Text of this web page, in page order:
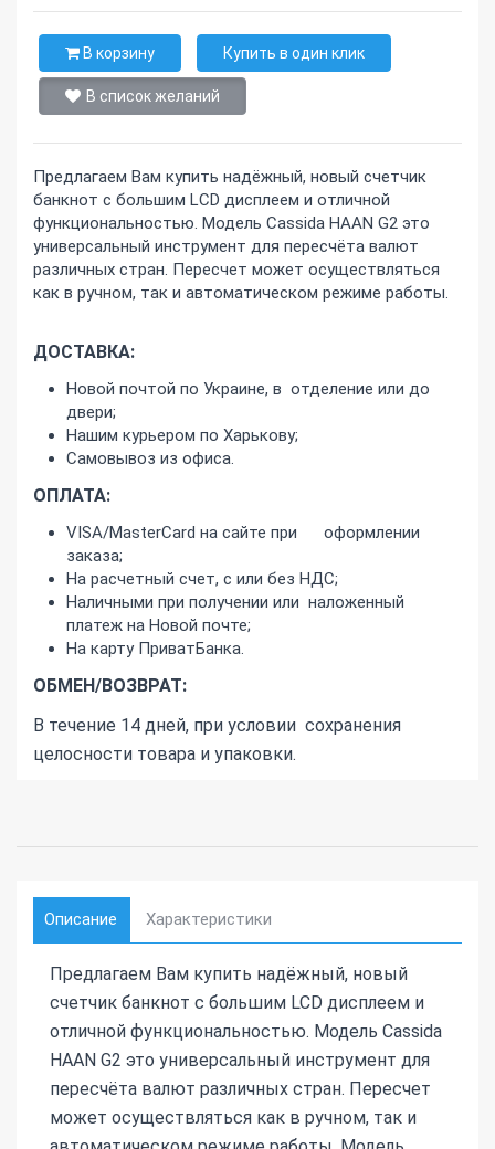
В корзину Купить в один клик
В список желаний
Предлагаем Вам купить надёжный, новый счетчик
банкнот с большим LCD дисплеем и отличной
функциональностью. Модель Cassida HAAN G2 это
универсальный инструмент для пересчёта валют
различных стран. Пересчет может осуществляться
как в ручном, так и автоматическом режиме работы.
ДОСТАВКА:
Новой почтой по Украине, в отделение или до
двери;
Нашим курьером по Харькову;
Самовывоз из офиса.
ОПЛАТА:
VISA/MasterCard на сайте при оформлении
заказа;
На расчетный счет, с или без НДС;
Наличными при получении или наложенный
платеж на Новой почте;
На карту ПриватБанка.
ОБМЕН/ВОЗВРАТ:
В течение 14 дней, при условии сохранения
целосности товара и упаковки.
Описание Характеристики
Предлагаем Вам купить надёжный, новый
счетчик банкнот с большим LCD дисплеем и
отличной функциональностью. Модель Cassida
HAAN G2 это универсальный инструмент для
пересчёта валют различных стран. Пересчет
может осуществляться как в ручном, так и